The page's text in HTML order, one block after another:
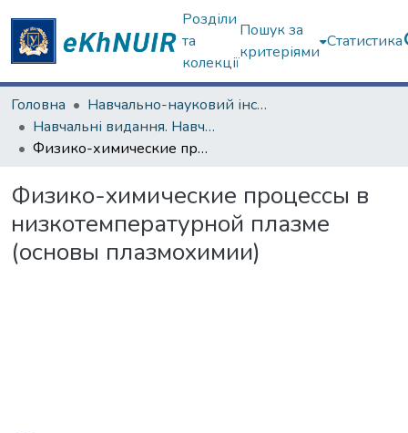
Розділи
та
колекції
Пошук за
критеріями
Статистика
Головна
Навчально-науковий інститут "Фізико-технічний факультет"
Навчальні видання. Навчально-науковий інститут "Фізико-технічний факультет"
Физико-химические процессы в низкотемпературной плазме (основы плазмохимии)
Физико-химические процессы в
низкотемпературной плазме
(основы плазмохимии)